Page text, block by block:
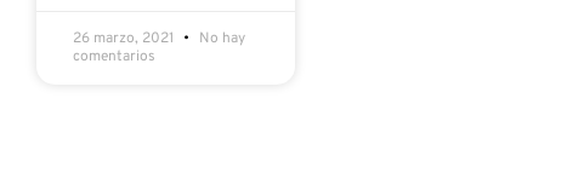
26 marzo, 2021
No hay
comentarios